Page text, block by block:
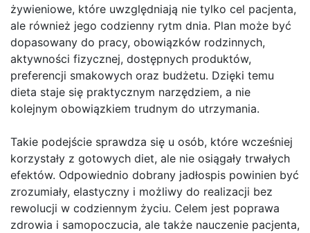
żywieniowe, które uwzględniają nie tylko cel pacjenta,
ale również jego codzienny rytm dnia. Plan może być
dopasowany do pracy, obowiązków rodzinnych,
aktywności fizycznej, dostępnych produktów,
preferencji smakowych oraz budżetu. Dzięki temu
dieta staje się praktycznym narzędziem, a nie
kolejnym obowiązkiem trudnym do utrzymania.
Takie podejście sprawdza się u osób, które wcześniej
korzystały z gotowych diet, ale nie osiągały trwałych
efektów. Odpowiednio dobrany jadłospis powinien być
zrozumiały, elastyczny i możliwy do realizacji bez
rewolucji w codziennym życiu. Celem jest poprawa
zdrowia i samopoczucia, ale także nauczenie pacjenta,